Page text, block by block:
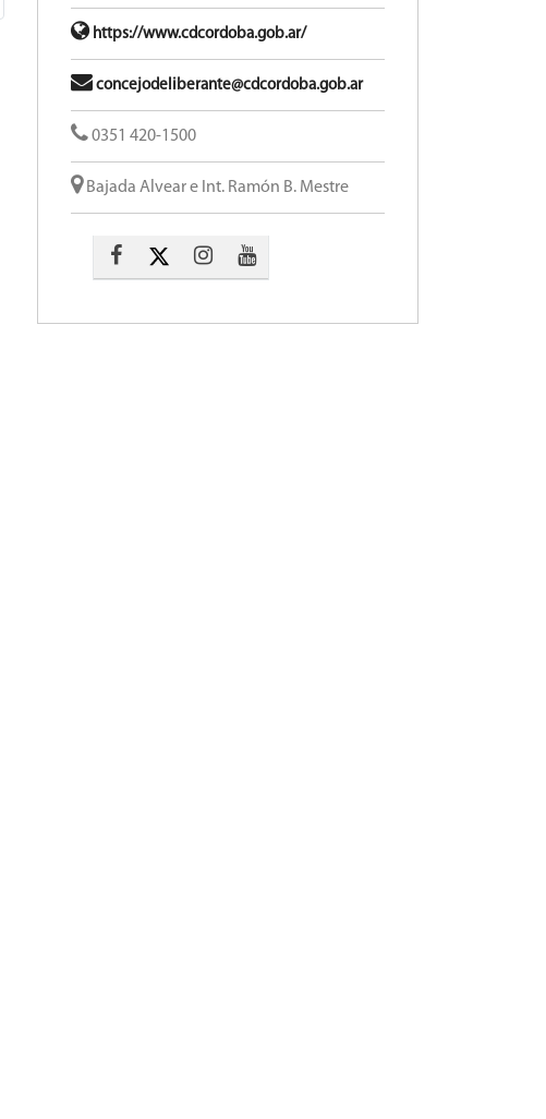
https://www.cdcordoba.gob.ar/
concejodeliberante@cdcordoba.gob.ar
0351 420-1500
Bajada Alvear e Int. Ramón B. Mestre